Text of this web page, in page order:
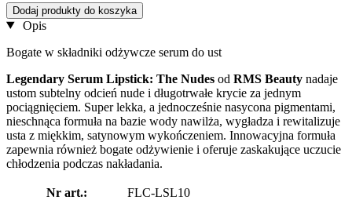
Dodaj produkty do koszyka
Opis
Bogate w składniki odżywcze serum do ust
Legendary Serum Lipstick: The Nudes od RMS Beauty nadaje
ustom subtelny odcień nude i długotrwałe krycie za jednym
pociągnięciem. Super lekka, a jednocześnie nasycona pigmentami,
nieschnąca formuła na bazie wody nawilża, wygładza i rewitalizuje
usta z miękkim, satynowym wykończeniem. Innowacyjna formuła
zapewnia również bogate odżywienie i oferuje zaskakujące uczucie
chłodzenia podczas nakładania.
Nr art.:
FLC-LSL10